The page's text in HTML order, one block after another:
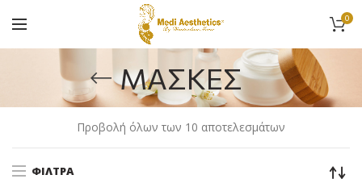
0
ΜΑΣΚΕΣ
Προβολή όλων των 10 αποτελεσμάτων
ΦΊΛΤΡΑ